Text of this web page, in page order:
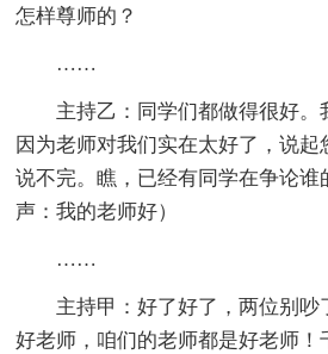
怎样尊师的？
……
主持乙：同学们都做得很好。
因为老师对我们实在太好了，说
说不完。瞧，已经有同学在争论谁
声：我的老师好）
……
主持甲：好了好了，两位别吵
好老师，咱们的老师都是好老师！